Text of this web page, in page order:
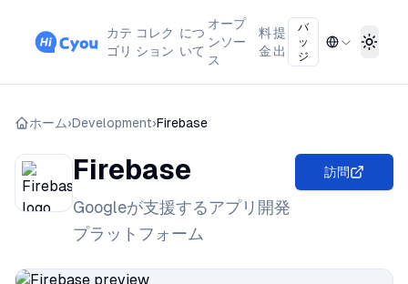
カテ
ゴリ
コレク
ション
につ
いて
オープ
ンソー
ス
料
金
提
出
バ
ッ
ジ
ホーム›Development›Firebase
Firebase
Googleが支援するアプリ開発
プラットフォーム
訪問